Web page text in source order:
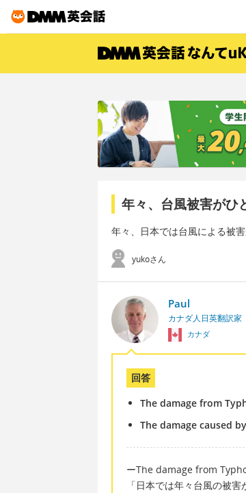
年々、台風被害がひ
年々、日本では台風による被
yukoさん
Paul
カナダ人日英翻訳家
カナダ
回答
The damage from
The damage caused
ーThe damage from
「日本では年々台風の被害